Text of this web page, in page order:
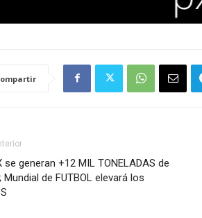
se generan +12 MIL TONELADAS de
Mundial de FUTBOL elevará los